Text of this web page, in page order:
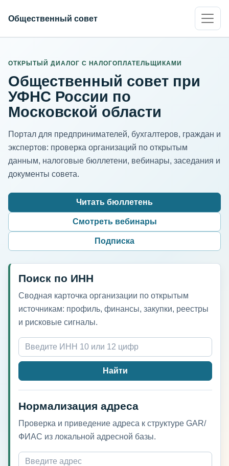
Общественный совет
ОТКРЫТЫЙ ДИАЛОГ С НАЛОГОПЛАТЕЛЬЩИКАМИ
Общественный совет при
УФНС России по
Московской области
Портал для предпринимателей, бухгалтеров, граждан и
экспертов: проверка организаций по открытым
данным, налоговые бюллетени, вебинары, заседания и
документы совета.
Читать бюллетень
Смотреть вебинары
Подписка
Поиск по ИНН
Сводная карточка организации по открытым
источникам: профиль, финансы, закупки, реестры
и рисковые сигналы.
ИНН организации
Найти
Нормализация адреса
Проверка и приведение адреса к структуре GAR/
ФИАС из локальной адресной базы.
Адрес для нормализации